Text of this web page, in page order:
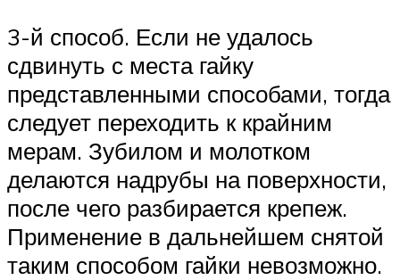
3-й способ. Если не удалось
сдвинуть с места гайку
представленными способами, тогда
следует переходить к крайним
мерам. Зубилом и молотком
делаются надрубы на поверхности,
после чего разбирается крепеж.
Применение в дальнейшем снятой
таким способом гайки невозможно.